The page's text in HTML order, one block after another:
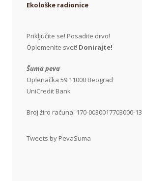
Ekološke radionice
Priključite se! Posadite drvo!
Oplemenite svet! Donirajte!
Šuma peva
Oplenačka 59 11000 Beograd
UniCredit Bank
Broj žiro računa: 170-0030017703000-13
Tweets by PevaSuma